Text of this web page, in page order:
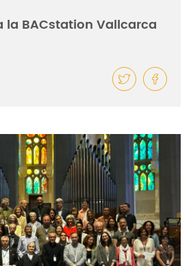
la BACstation Vallcarca